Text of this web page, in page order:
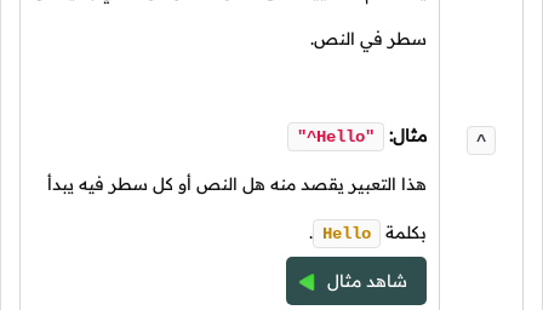
^
سطر في النص.
مثال: "^Hello"
هذا التعبير يقصد منه هل النص أو كل سطر فيه يبدأ
بكلمة Hello
.
شاهد مثال